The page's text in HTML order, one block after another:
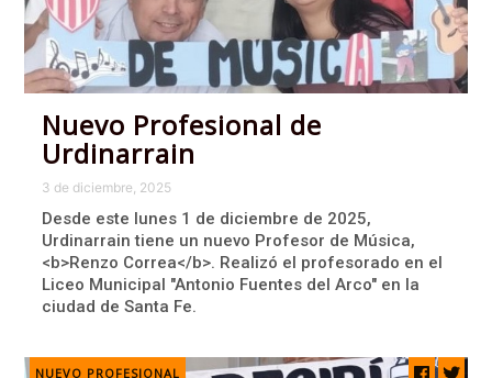
Nuevo Profesional de
Urdinarrain
3 de diciembre, 2025
Desde este lunes 1 de diciembre de 2025,
Urdinarrain tiene un nuevo Profesor de Música,
<b>Renzo Correa</b>. Realizó el profesorado en el
Liceo Municipal "Antonio Fuentes del Arco" en la
ciudad de Santa Fe.
NUEVO PROFESIONAL